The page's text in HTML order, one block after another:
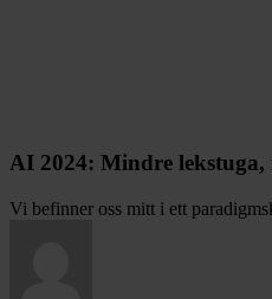
AI 2024: Mindre lekstuga,
Vi befinner oss mitt i ett